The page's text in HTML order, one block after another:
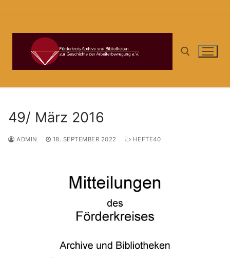
Inhalt
springen
49/ März 2016
ADMIN 18. SEPTEMBER 2022 HEFTE40